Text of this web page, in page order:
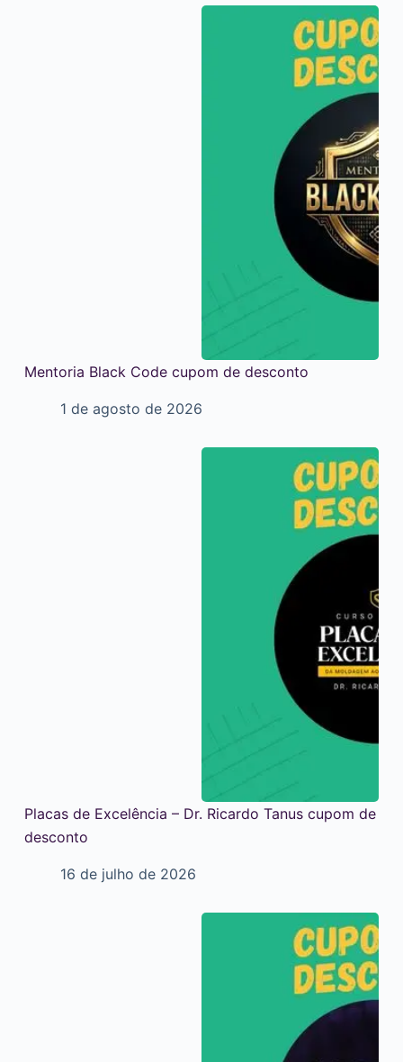
Mentoria Black Code cupom de desconto
1 de agosto de 2026
Placas de Excelência – Dr. Ricardo Tanus cupom de
desconto
16 de julho de 2026